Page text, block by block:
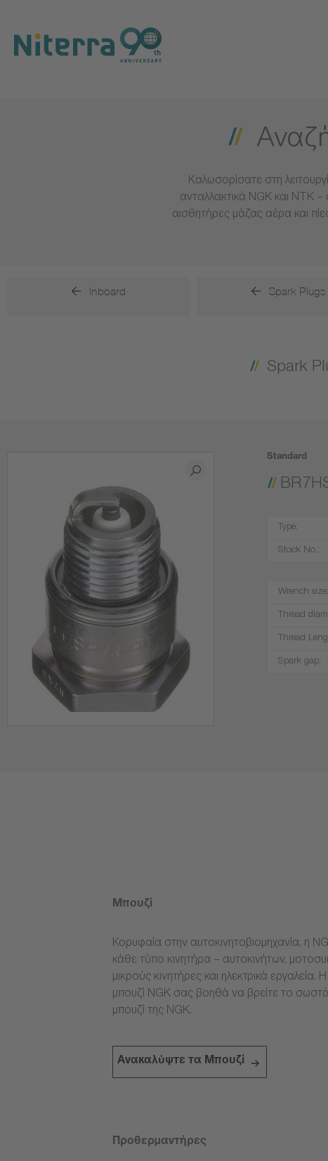
main
navigation
main
content
footer
Καλωσορίσατε στη
ανταλλακτικά NGK και NTK
αισθητήρες μάζας αέρα και
Inboard Spark Plugs
Spark
Standard
Type:
Stock No.:
Wrench size:
Thread
Thread
Spark gap:
Μπουζί
Κορυφαία στην αυτοκινητοβιομηχανία, η
κάθε τύπο κινητήρα – αυτοκινήτων,
μικρούς κινητήρες και ηλεκτρικά εργαλεία.
μπουζί NGK σας βοηθά να βρείτε το
μπουζί της NGK.
Ανακαλύψτε τα Μπουζί
Προθερμαντήρες